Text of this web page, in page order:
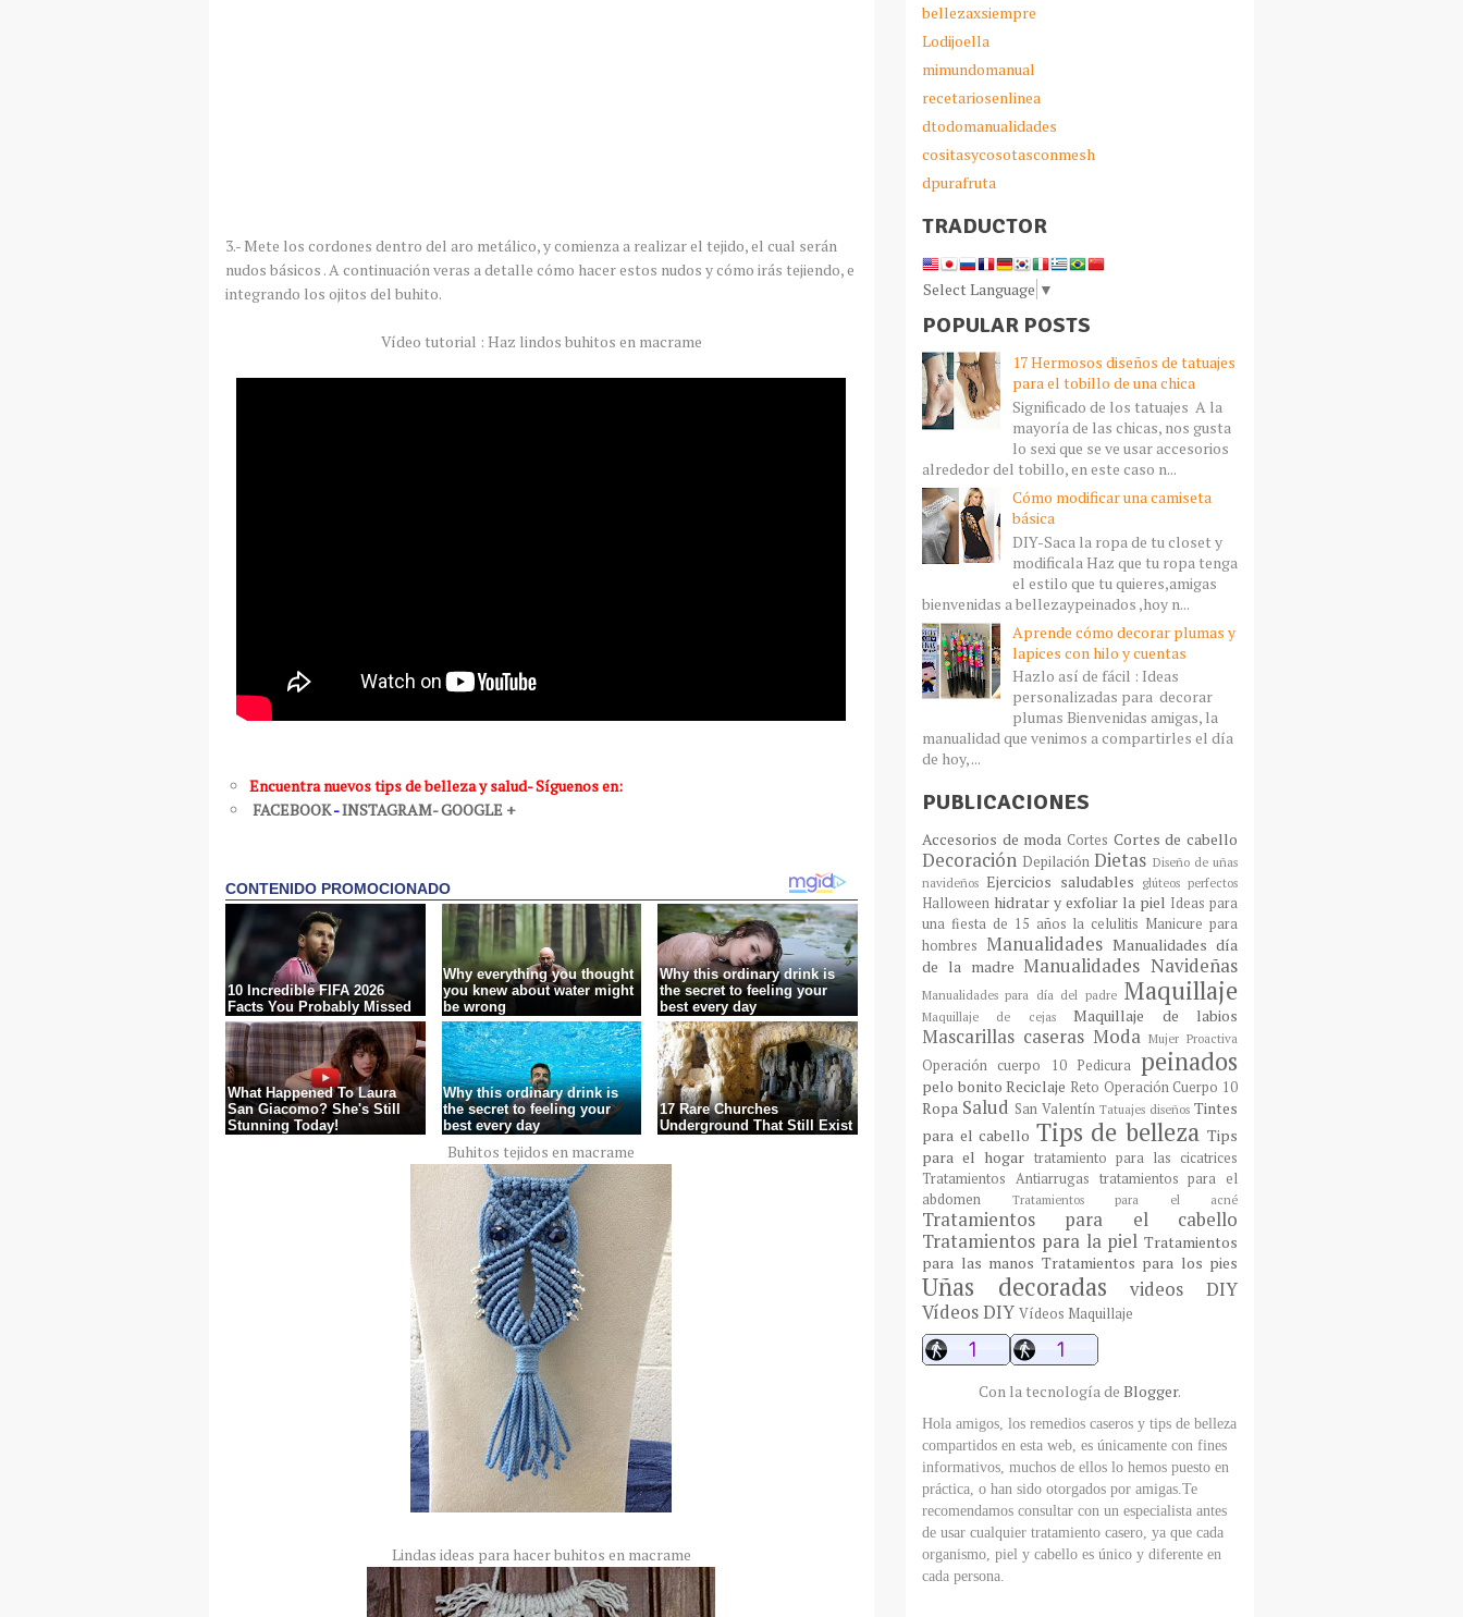
3.- Mete los cordones dentro del aro metálico, y comienza a realizar el tejido, el cual serán
nudos básicos . A continuación veras a detalle cómo hacer estos nudos y cómo irás tejiendo, e
integrando los ojitos del buhito.
Vídeo tutorial : Haz lindos buhitos en macrame
Encuentra nuevos tips de belleza y salud- Síguenos en:
FACEBOOK-INSTAGRAM-GOOGLE +
Buhitos tejidos en macrame
Lindas ideas para hacer buhitos en macrame
bellezaxsiempre
Lodijoella
mimundomanual
recetariosenlinea
dtodomanualidades
cositasycosotasconmesh
dpurafruta
TRADUCTOR
Select Language ▼
POPULAR POSTS
17 Hermosos diseños de tatuajes
para el tobillo de una chica
Significado de los tatuajes A la
mayoría de las chicas, nos gusta
lo sexi que se ve usar accesorios
alrededor del tobillo, en este caso n...
Cómo modificar una camiseta
básica
DIY-Saca la ropa de tu closet y
modificala Haz que tu ropa tenga
el estilo que tu quieres,amigas
bienvenidas a bellezaypeinados ,hoy n...
Aprende cómo decorar plumas y
lapices con hilo y cuentas
Hazlo así de fácil : Ideas
personalizadas para decorar
plumas Bienvenidas amigas, la
manualidad que venimos a compartirles el día
de hoy, ...
PUBLICACIONES
Accesorios de moda Cortes Cortes de cabello
Decoración Depilación Dietas Diseño de uñas
navideños Ejercicios saludables glúteos perfectos
Halloween hidratar y exfoliar la piel Ideas para
una fiesta de 15 años la celulitis Manicure para
hombres Manualidades Manualidades día
de la madre Manualidades Navideñas
Manualidades para día del padre Maquillaje
Maquillaje de cejas Maquillaje de labios
Mascarillas caseras Moda Mujer Proactiva
Operación cuerpo 10 Pedicura peinados
pelo bonito Reciclaje Reto Operación Cuerpo 10
Ropa Salud San Valentín Tatuajes diseños Tintes
para el cabello Tips de belleza Tips
para el hogar tratamiento para las cicatrices
Tratamientos Antiarrugas tratamientos para el
abdomen
Tratamientos para el acné
Tratamientos para el cabello
Tratamientos para la piel Tratamientos
para las manos Tratamientos para los pies
Uñas decoradas
videos DIY
Vídeos DIY Vídeos Maquillaje
Con la tecnología de Blogger.
Hola amigos, los remedios caseros y tips de belleza
compartidos en esta web, es únicamente con fines
informativos, muchos de ellos lo hemos puesto en
práctica, o han sido otorgados por amigas.Te
recomendamos consultar con un especialista antes
de usar cualquier tratamiento casero, ya que cada
organismo, piel y cabello es único y diferente en
cada persona.